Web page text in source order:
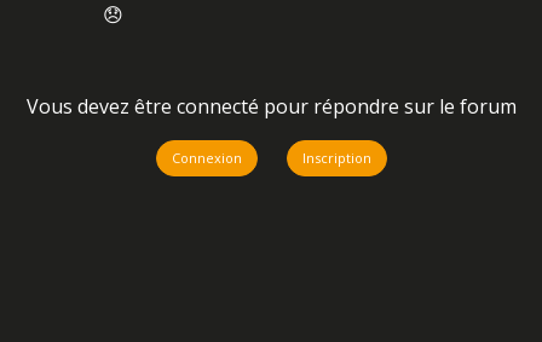
😞
Vous devez être connecté pour répondre sur le forum
Connexion Inscription